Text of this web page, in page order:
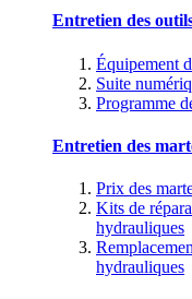
Entretien des
Équipement
Suite
Programme
Entretien des
Prix des
Kits de
hydrauliques
hydrauliques